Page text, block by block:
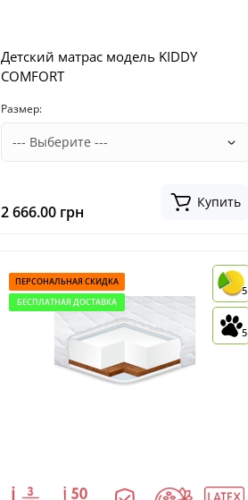
Детский матрас модель KIDDY
COMFORT
Размер:
2 666.00 грн
Купить
ПЕРСОНАЛЬНАЯ СКИДКА
БЕСПЛАТНАЯ ДОСТАВКА
5
5